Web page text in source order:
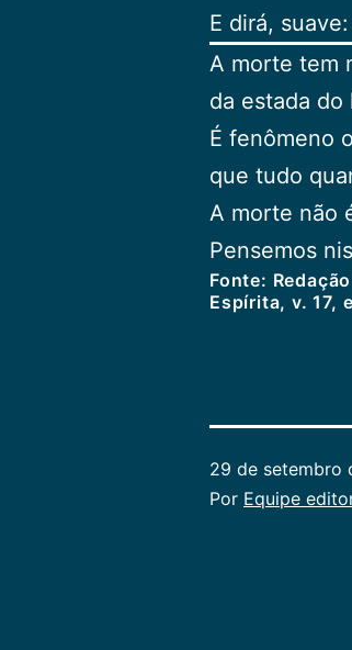
E dirá,
A morte tem
da estada do
É fenômeno
que tudo
A morte não
Pensemos
Fonte:
Espírita, v. 17,
29 de setembro
Por Equipe